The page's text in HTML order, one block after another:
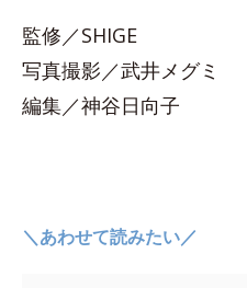
監修／SHIGE
写真撮影／武井メグミ
編集／神谷日向子
＼あわせて読みたい／